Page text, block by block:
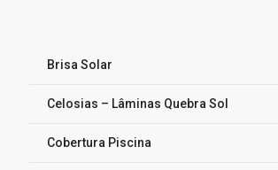
Brisa Solar
Celosias – Lâminas Quebra Sol
Cobertura Piscina